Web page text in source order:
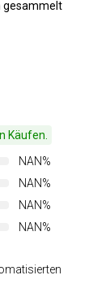
gesammelt
Käufen.
NAN%
NAN%
NAN%
NAN%